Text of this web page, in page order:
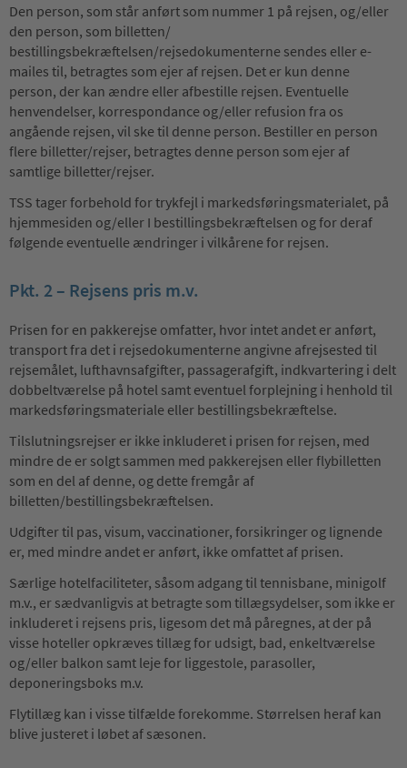
Den person, som står anført som nummer 1 på rejsen, og/eller
den person, som billetten/
bestillingsbekræftelsen/rejsedokumenterne sendes eller e-
mailes til, betragtes som ejer af rejsen. Det er kun denne
person, der kan ændre eller afbestille rejsen. Eventuelle
henvendelser, korrespondance og/eller refusion fra os
angående rejsen, vil ske til denne person. Bestiller en person
flere billetter/rejser, betragtes denne person som ejer af
samtlige billetter/rejser.
TSS tager forbehold for trykfejl i markedsføringsmaterialet, på
hjemmesiden og/eller I bestillingsbekræftelsen og for deraf
følgende eventuelle ændringer i vilkårene for rejsen.
Pkt. 2 – Rejsens pris m.v.
Prisen for en pakkerejse omfatter, hvor intet andet er anført,
transport fra det i rejsedokumenterne angivne afrejsested til
rejsemålet, lufthavnsafgifter, passagerafgift, indkvartering i delt
dobbeltværelse på hotel samt eventuel forplejning i henhold til
markedsføringsmateriale eller bestillingsbekræftelse.
Tilslutningsrejser er ikke inkluderet i prisen for rejsen, med
mindre de er solgt sammen med pakkerejsen eller flybilletten
som en del af denne, og dette fremgår af
billetten/bestillingsbekræftelsen.
Udgifter til pas, visum, vaccinationer, forsikringer og lignende
er, med mindre andet er anført, ikke omfattet af prisen.
Særlige hotelfaciliteter, såsom adgang til tennisbane, minigolf
m.v., er sædvanligvis at betragte som tillægsydelser, som ikke er
inkluderet i rejsens pris, ligesom det må påregnes, at der på
visse hoteller opkræves tillæg for udsigt, bad, enkeltværelse
og/eller balkon samt leje for liggestole, parasoller,
deponeringsboks m.v.
Flytillæg kan i visse tilfælde forekomme. Størrelsen heraf kan
blive justeret i løbet af sæsonen.